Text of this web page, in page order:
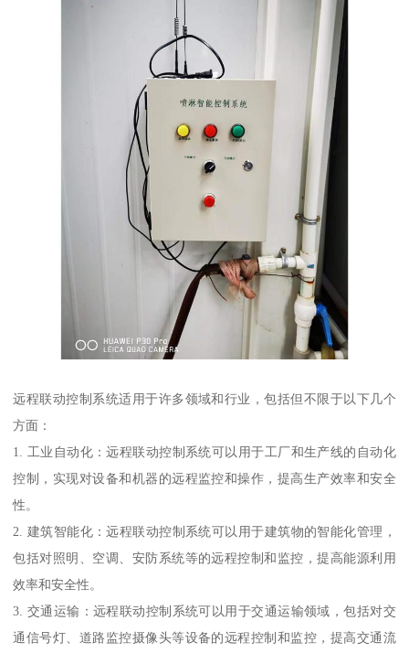
远程联动控制系统适用于许多领域和行业，包括但不限于以下几个
方面：
1. 工业自动化：远程联动控制系统可以用于工厂和生产线的自动化
控制，实现对设备和机器的远程监控和操作，提高生产效率和安全
性。
2. 建筑智能化：远程联动控制系统可以用于建筑物的智能化管理，
包括对照明、空调、安防系统等的远程控制和监控，提高能源利用
效率和安全性。
3. 交通运输：远程联动控制系统可以用于交通运输领域，包括对交
通信号灯、道路监控摄像头等设备的远程控制和监控，提高交通流